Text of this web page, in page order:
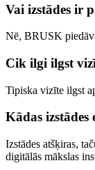
Vai izstādes ir
Nē, BRUSK
Cik ilgi ilgst
Tipiska vizīte ilgst
Kādas izstādes
Izstādes atšķiras,
digitālās mākslas